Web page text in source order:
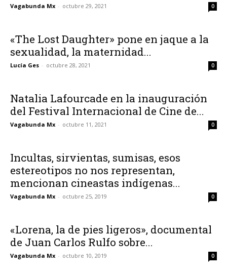
Vagabunda Mx - octubre 29, 2021 0
«The Lost Daughter» pone en jaque a la
sexualidad, la maternidad...
Lucía Ges - octubre 28, 2021 0
Natalia Lafourcade en la inauguración
del Festival Internacional de Cine de...
Vagabunda Mx - octubre 11, 2021 0
Incultas, sirvientas, sumisas, esos
estereotipos no nos representan,
mencionan cineastas indígenas...
Vagabunda Mx - octubre 25, 2019 0
«Lorena, la de pies ligeros», documental
de Juan Carlos Rulfo sobre...
Vagabunda Mx - octubre 10, 2019 0